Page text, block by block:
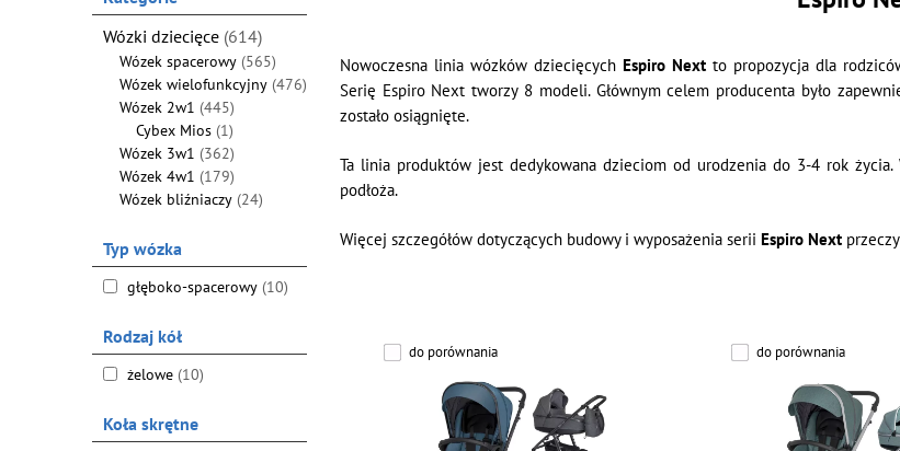
Wózki dziecięce (614)
Wózek spacerowy (565)
Wózek wielofunkcyjny (476)
Wózek 2w1 (445)
Cybex Mios (1)
Wózek 3w1 (362)
Wózek 4w1 (179)
Wózek bliźniaczy (24)
Typ wózka
głęboko-spacerowy (10)
Rodzaj kół
żelowe (10)
Koła skrętne
Nowoczesna linia wózków dziecięcych Espiro Nextto propozycja dla
Serię Espiro Next tworzy 8 modeli. Głównym celem producenta było
zostało osiągnięte.
Ta linia produktów jest dedykowana dzieciom od urodzenia do 3-4 rok
podłoża.
Więcej szczegółów dotyczących budowy i wyposażenia serii Espiro Next
do porównania do porównania